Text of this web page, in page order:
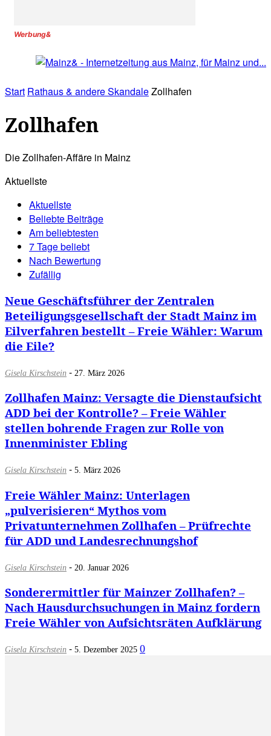
Werbung&
Start Rathaus & andere SkandaleZollhafen
Zollhafen
Die Zollhafen-Affäre in Mainz
Aktuellste
Aktuellste
Beliebte Beiträge
Am beliebtesten
7 Tage beliebt
Nach Bewertung
Zufällig
Neue Geschäftsführer der Zentralen
Beteiligungsgesellschaft der Stadt Mainz im
Eilverfahren bestellt – Freie Wähler: Warum
die Eile?
Gisela Kirschstein - 27. März 2026
Zollhafen Mainz: Versagte die Dienstaufsicht
ADD bei der Kontrolle? – Freie Wähler
stellen bohrende Fragen zur Rolle von
Innenminister Ebling
Gisela Kirschstein - 5. März 2026
Freie Wähler Mainz: Unterlagen
„pulverisieren“ Mythos vom
Privatunternehmen Zollhafen – Prüfrechte
für ADD und Landesrechnungshof
Gisela Kirschstein - 20. Januar 2026
Sonderermittler für Mainzer Zollhafen? –
Nach Hausdurchsuchungen in Mainz fordern
Freie Wähler von Aufsichtsräten Aufklärung
Gisela Kirschstein - 5. Dezember 2025 0